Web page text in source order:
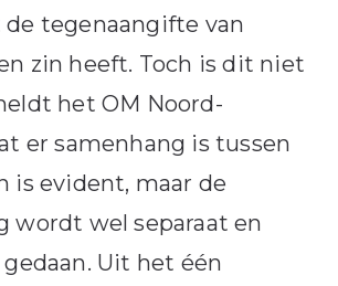
de tegenaangifte van
zin heeft. Toch is dit niet
het OM Noord-
er samenhang is tussen
is evident, maar de
wordt wel separaat en
Uit het één